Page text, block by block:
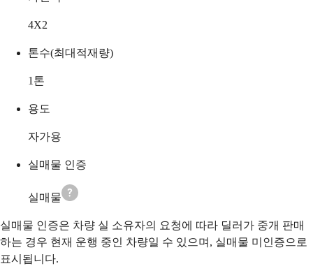
4X2
톤수(최대적재량)
1 톤
용도
자가용
실매물 인증
실매물
실매물 인증은 차량 실 소유자의 요청에 따라 딜러가 중개 판매
하는 경우 현재 운행 중인 차량일 수 있으며, 실매물 미인증으로
표시됩니다.